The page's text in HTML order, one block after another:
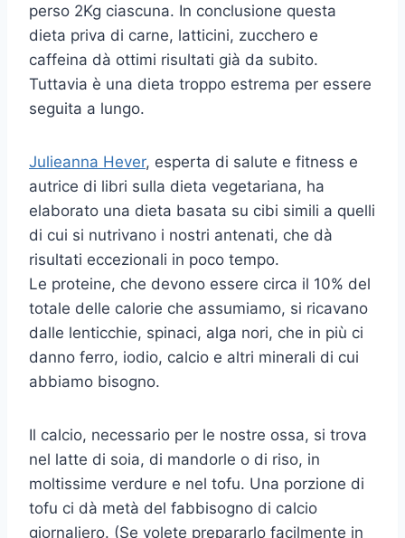
perso 2Kg ciascuna. In conclusione questa
dieta priva di carne, latticini, zucchero e
caffeina dà ottimi risultati già da subito.
Tuttavia è una dieta troppo estrema per essere
seguita a lungo.
Julieanna Hever, esperta di salute e fitness e
autrice di libri sulla dieta vegetariana, ha
elaborato una dieta basata su cibi simili a quelli
di cui si nutrivano i nostri antenati, che dà
risultati eccezionali in poco tempo.
Le proteine, che devono essere circa il 10% del
totale delle calorie che assumiamo, si ricavano
dalle lenticchie, spinaci, alga nori, che in più ci
danno ferro, iodio, calcio e altri minerali di cui
abbiamo bisogno.
Il calcio, necessario per le nostre ossa, si trova
nel latte di soia, di mandorle o di riso, in
moltissime verdure e nel tofu. Una porzione di
tofu ci dà metà del fabbisogno di calcio
giornaliero. (Se volete prepararlo facilmente in